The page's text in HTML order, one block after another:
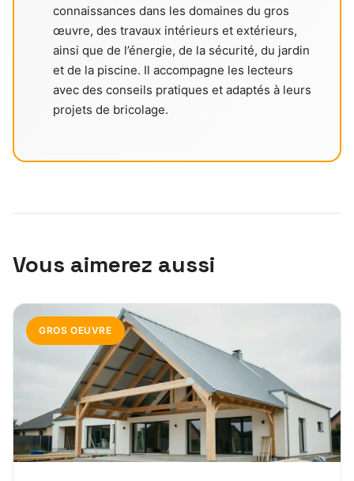
connaissances dans les domaines du gros
œuvre, des travaux intérieurs et extérieurs,
ainsi que de l’énergie, de la sécurité, du jardin
et de la piscine. Il accompagne les lecteurs
avec des conseils pratiques et adaptés à leurs
projets de bricolage.
Vous aimerez aussi
GROS OEUVRE